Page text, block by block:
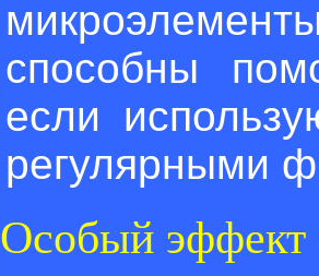
способны
если
регулярными
Особый эффект